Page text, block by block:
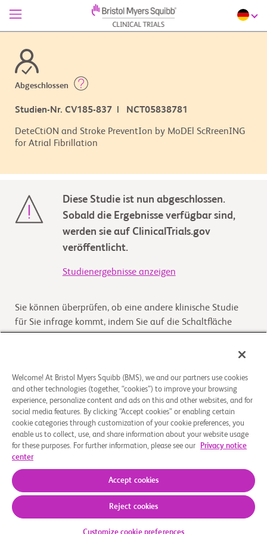
Abgeschlossen
Studien-Nr. CV185-837 | NCT05838781
DeteCtiON and Stroke PreventIon by MoDEl ScRreenING
for Atrial Fibrillation
Diese Studie ist nun abgeschlossen.
Sobald die Ergebnisse verfügbar sind,
werden sie auf ClinicalTrials.gov
veröffentlicht.
Studienergebnisse anzeigen
Sie können überprüfen, ob eine andere klinische Studie
für Sie infrage kommt, indem Sie auf die Schaltfläche
Überblick
Atrial fibrillation (AF) is the most common clinical
arrhythmia and the prevalence increases with age. AF
increases the risk of ischaemic stroke fivefold... Read More
Datenschutzbestimmungen
© 2026 Bristol-Myers Squibb Company
Welcome! At Bristol Myers Squibb (BMS), we and our partners use cookies
and other technologies (together, “cookies”) to improve your browsing
experience, personalize content and ads on this and other websites, and for
social media features. By clicking “Accept cookies” or enabling certain
cookie categories through customization of your cookie preferences, you
enable us to collect, use, and share information about your website usage
for these purposes. For further information, please see our
Privacy notice
center
Accept cookies
Reject cookies